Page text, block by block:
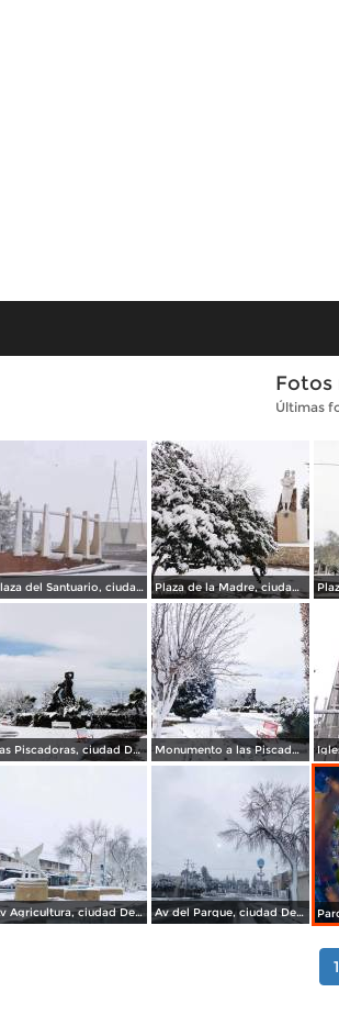
Fotos
Últimas
Plaza del Santuario, ciudad Delicias. Plaza de la Madre, ciudad Delicias.
Las Piscadoras, ciudad Delicias. Monumento a las Piscadoras, ciudad Delicias.
Av Agricultura, ciudad Delicias. Av del Parque, ciudad Delicias.
1